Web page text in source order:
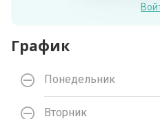
График
Понедельник
Вторник